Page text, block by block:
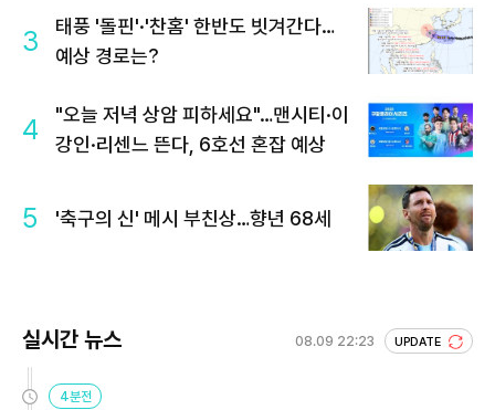
3
태풍 '돌핀'·'찬홈' 한반도 빗겨간다…
예상 경로는?
4
"오늘 저녁 상암 피하세요"…맨시티·이
강인·리센느 뜬다, 6호선 혼잡 예상
5 '축구의 신' 메시 부친상…향년 68세
실시간 뉴스 08.09 22:23 UPDATE
4분전